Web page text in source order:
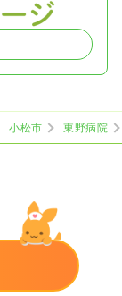
小松市
東野病院